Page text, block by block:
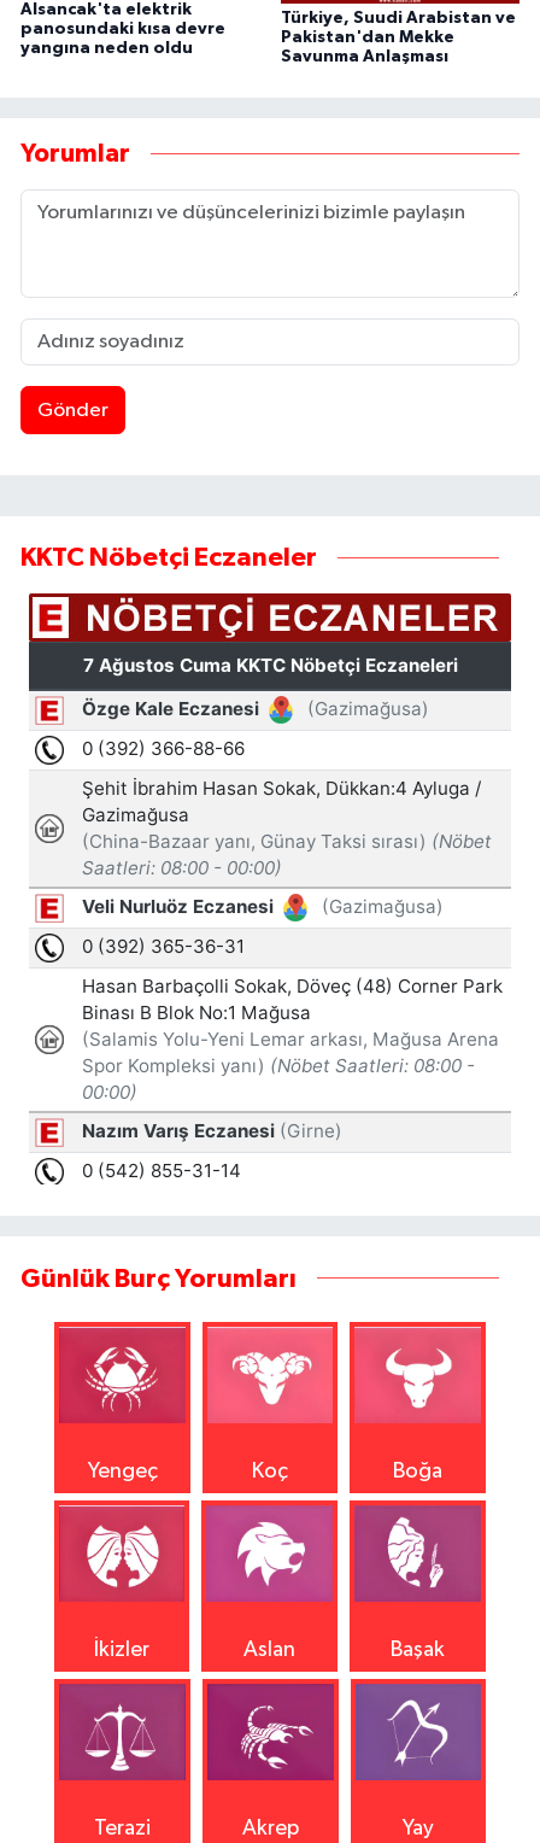
Alsancak'ta elektrik
panosundaki kısa devre
yangına neden oldu
Türkiye, Suudi Arabistan ve
Pakistan'dan Mekke
Savunma Anlaşması
Yorumlar
Gönder
KKTC Nöbetçi Eczaneler
Günlük Burç Yorumları
Yengeç Koç Boğa
İkizler Aslan Başak
Terazi Akrep Yay